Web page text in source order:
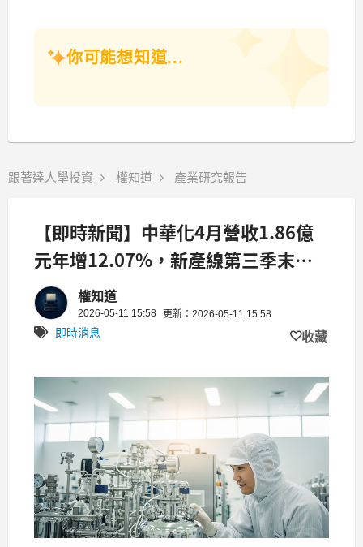
你可能想知道...
跟著達人學投資 權知道 產業研究報告
【即時新聞】中華化4月營收1.86億
元年增12.07%，新產線第三季末預
期放量挹注
權知道
2026-05-11 15:58 更新：2026-05-11 15:58
即時消息 收藏